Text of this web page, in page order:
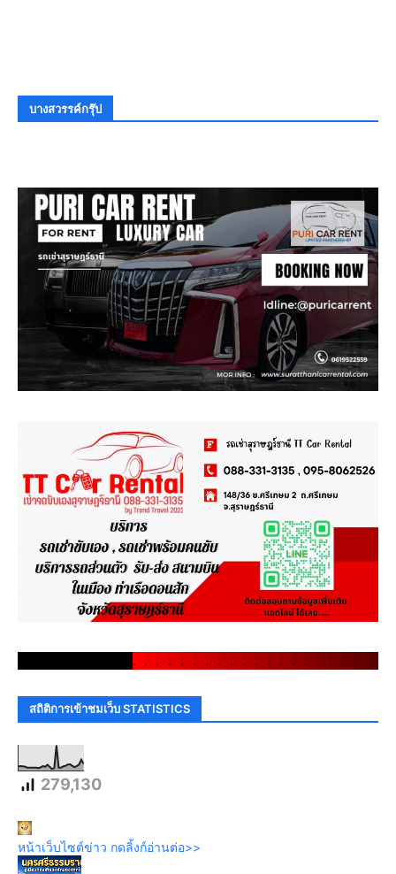
บางสวรรค์กรุ๊ป
. . . . . . . . . . . . . . . . . . . .
สถิติการเข้าชมเว็บ STATISTICS
279,130
หน้าเว็บไซต์ข่าว กดลิ้งก์อ่านต่อ>>